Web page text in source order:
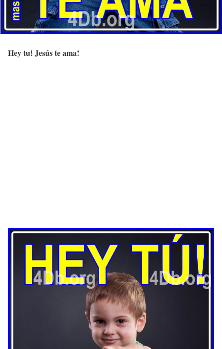
Hey tu! Jesús te ama!